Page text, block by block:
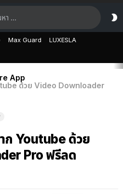
Max Guard LUXESLA
App
ด้วย Video Downloader
ก Youtube ด้วย
Pro ฟรีลด